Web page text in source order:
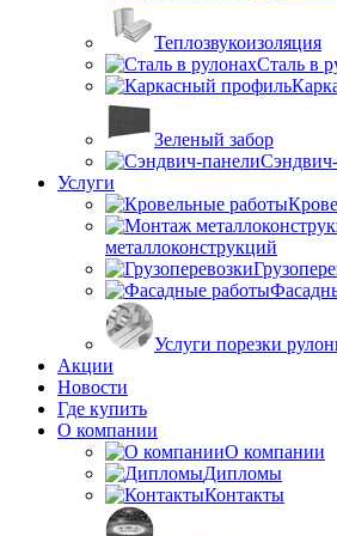
Теплозвукоизоляция
Сталь в
Зеленый забор
Услуги
металлоконструкций
Услуги порезки
Акции
Новости
Где купить
О компании
О компании
Дипломы
Контакты